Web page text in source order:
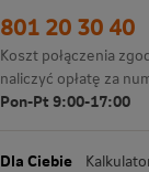
801 20 30 40
Koszt połączenia
naliczyć opłatę za
Pon-Pt 9:00-17:00
Dla Ciebie